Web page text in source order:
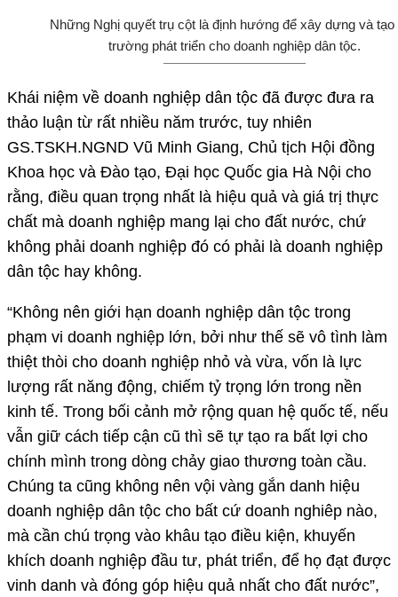
Những Nghị quyết trụ cột là định hướng để xây dựng và tạo
trường phát triển cho doanh nghiệp dân tộc.
Khái niệm về doanh nghiệp dân tộc đã được đưa ra
thảo luận từ rất nhiều năm trước, tuy nhiên
GS.TSKH.NGND Vũ Minh Giang, Chủ tịch Hội đồng
Khoa học và Đào tạo, Đại học Quốc gia Hà Nội cho
rằng, điều quan trọng nhất là hiệu quả và giá trị thực
chất mà doanh nghiệp mang lại cho đất nước, chứ
không phải doanh nghiệp đó có phải là doanh nghiệp
dân tộc hay không.
“Không nên giới hạn doanh nghiệp dân tộc trong
phạm vi doanh nghiệp lớn, bởi như thế sẽ vô tình làm
thiệt thòi cho doanh nghiệp nhỏ và vừa, vốn là lực
lượng rất năng động, chiếm tỷ trọng lớn trong nền
kinh tế. Trong bối cảnh mở rộng quan hệ quốc tế, nếu
vẫn giữ cách tiếp cận cũ thì sẽ tự tạo ra bất lợi cho
chính mình trong dòng chảy giao thương toàn cầu.
Chúng ta cũng không nên vội vàng gắn danh hiệu
doanh nghiệp dân tộc cho bất cứ doanh nghiêp nào,
mà cần chú trọng vào khâu tạo điều kiện, khuyến
khích doanh nghiệp đầu tư, phát triển, để họ đạt được
vinh danh và đóng góp hiệu quả nhất cho đất nước”,